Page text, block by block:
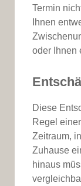
Termin
Ihnen
oder Ihnen
Diese
Regel
Zeitraum,
Zuhause
hinaus